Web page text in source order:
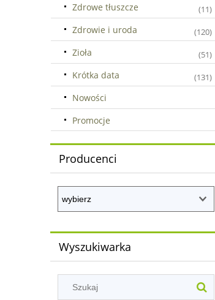
Zdrowe tłuszcze (11)
Zdrowie i uroda (120)
Zioła (51)
Krótka data (131)
Nowości
Promocje
Producenci
Wyszukiwarka